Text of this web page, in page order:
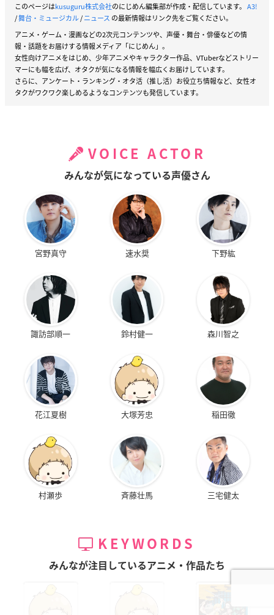
このページはkusuguru株式会社のにじめん編集部が作成・配信しています。 A3!
/舞台・ミュージカル/ニュース の最新情報はリンク先をご覧ください。
アニメ・ゲーム・漫画などの2次元コンテンツや、声優・舞台・俳優などの情
報・話題をお届けする情報メディア「にじめん」。
女性向けアニメをはじめ、少年アニメやキャラクター作品、VTuberなどストリー
マーにも幅を広げ、オタクが気になる情報を幅広くお届けしています。
さらに、アンケート・ランキング・オタ活（推し活）お役立ち情報など、女性オ
タクがワクワク楽しめるようなコンテンツも発信しています。
VOICE ACTOR
みんなが気になっている声優さん
宮野真守 速水奨 下野紘
諏訪部順一 鈴村健一 森川智之
花江夏樹 大塚芳忠 稲田徹
村瀬歩 斉藤壮馬 三宅健太
KEYWORDS
みんなが注目しているアニメ・作品たち